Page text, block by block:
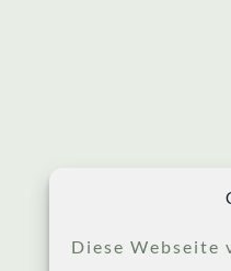
Diese Webseite